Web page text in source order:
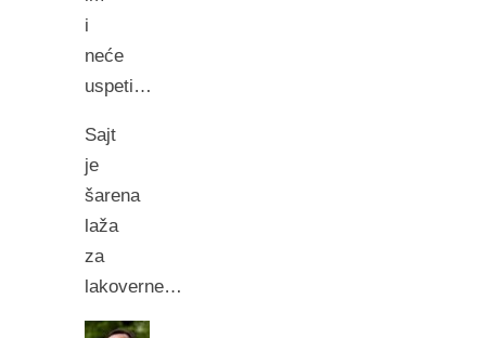
i
neće
uspeti…
Sajt
je
šarena
laža
za
lakoverne…